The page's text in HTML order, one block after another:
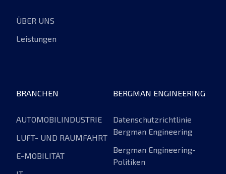
ÜBER UNS
Leistungen
BRANCHEN
AUTOMOBILINDUSTRIE
LUFT- UND RAUMFAHRT
E-MOBILITÄT
BERGMAN ENGINEERING
Datenschutzrichtlinie
Bergman Engineering
Bergman Engineering-
Politiken